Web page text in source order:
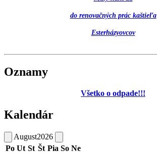
do renovačných prác kaštieľa
Esterházyovcov
Oznamy
Všetko o odpade!!!
Kalendár
August2026
Po Ut St Št Pia So Ne